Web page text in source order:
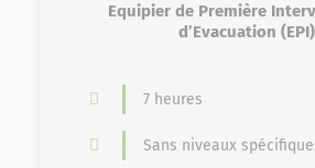
Equipier de Première
d’Evacuation (EPI)
7 heures
Sans niveaux